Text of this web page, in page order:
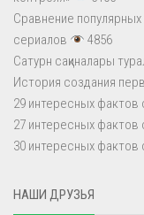
Сравнение
сериалов
4856
Сатурн сақиналары
История создания
29 интересных
27 интересных фактов
30 интересных
НАШИ ДРУЗЬЯ